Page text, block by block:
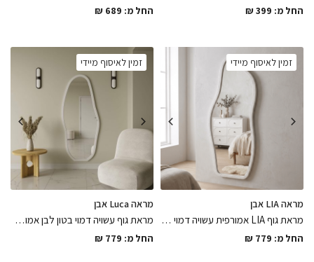
החל מ: ₪ 399 החל מ: ₪ 689
זמין לאיסוף מיידי
מראה LIA אבן
מראת גוף LIA אמורפית עשויה דמוי בטון לבן אמורפית בגימור מושלם במגוון מידות גדול לבחירה
החל מ: ₪ 779
זמין לאיסוף מיידי
מראה Luca אבן
מראת גוף עשויה דמוי בטון לבן אמורפית בגימור מושלם במגוון מידות גדול לבחירה, פיס מיוחד ואיכותי שידרג את החלל באלגנטיות
החל מ: ₪ 779